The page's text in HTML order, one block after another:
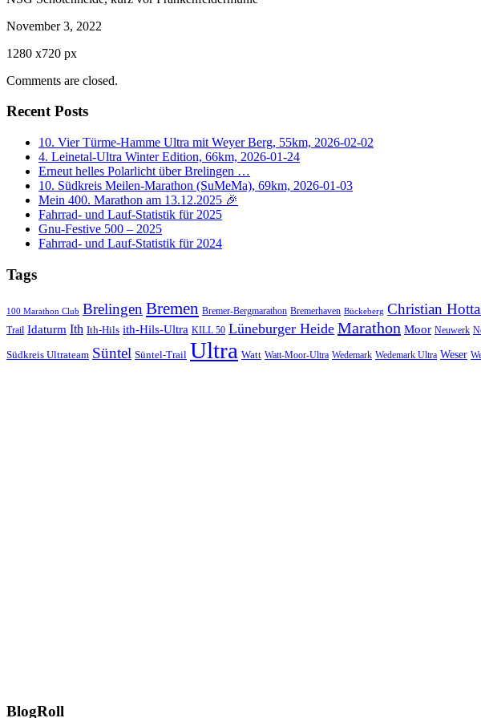
November 3, 2022
1280 x720 px
Comments are closed.
Recent Posts
10. Vier Türme-Hamme Ultra mit Weyer Berg, 55km, 2026-02-02
4. Leinetal-Ultra Winter Edition, 66km, 2026-01-24
Erneut helles Polarlicht über Brelingen …
10. Südkreis Meilen-Marathon (SuMeMa), 69km, 2026-01-03
Mein 400. Marathon am 13.12.2025 🎉
Fahrrad- und Lauf-Statistik für 2025
Gnu-Festive 500 – 2025
Fahrrad- und Lauf-Statistik für 2024
Tags
100 Marathon Club BrelingenBremen Bremer-Bergmarathon Bremerhaven Bückeberg Christian
Trail Idaturm Ith Ith-Hils ith-Hils-Ultra KILL 50 Lüneburger Heide Marathon Moor Neuwerk
Südkreis Ultrateam Süntel Süntel-Trail Ultra Watt Watt-Moor-Ultra Wedemark Wedemark Ultra Weser
BlogRoll